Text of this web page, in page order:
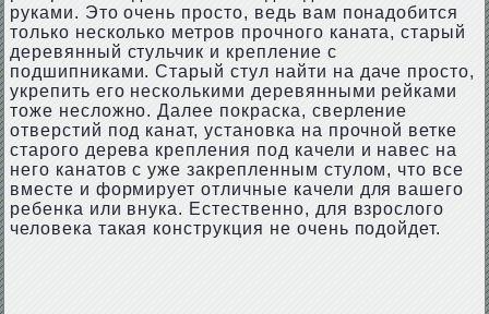
руками. Это очень просто, ведь вам понадобится
только несколько метров прочного каната, старый
деревянный стульчик и крепление с
подшипниками. Старый стул найти на даче просто,
укрепить его несколькими деревянными рейками
тоже несложно. Далее покраска, сверление
отверстий под канат, установка на прочной ветке
старого дерева крепления под качели и навес на
него канатов с уже закрепленным стулом, что все
вместе и формирует отличные качели для вашего
ребенка или внука. Естественно, для взрослого
человека такая конструкция не очень подойдет.